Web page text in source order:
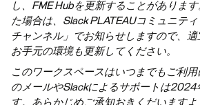
し、FME Hubを更新することがありま
た場合は、Slack PLATEAUコミュニテ
チャンネル」でお知らせしますので、
お手元の環境も更新してください。
このワークスペースはいつまでもご利
のメールやSlackによるサポートは2024
す。あらかじめご承知おきくだいます